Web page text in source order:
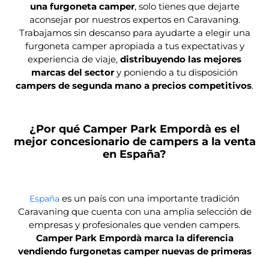
una furgoneta camper, solo tienes que dejarte
aconsejar por nuestros expertos en Caravaning.
Trabajamos sin descanso para ayudarte a elegir una
furgoneta camper apropiada a tus expectativas y
experiencia de viaje, distribuyendo las mejores
marcas del sectory poniendo a tu disposición
campers de segunda mano a precios competitivos.
¿Por qué Camper Park Empordà es el
mejor concesionario de campers a la venta
en España?
España es un país con una importante tradición
Caravaning que cuenta con una amplia selección de
empresas y profesionales que venden campers.
Camper Park Empordà marca la diferencia
vendiendo furgonetas camper nuevas de primeras